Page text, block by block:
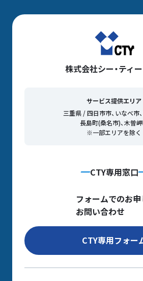
株式会社シー・ティー
サービス提供エリア
三重県 / 四日市市、いなべ市、
長島町(桑名市)、木曽
※一部エリアを除く
CTY専用窓口
フォームでのお申
お問い合わせ
CTY専用フォー